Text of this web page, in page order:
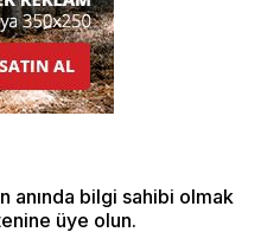
anında bilgi sahibi olmak
üye olun.